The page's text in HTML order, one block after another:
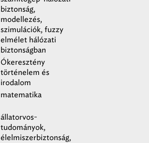
biztonság,
modellezés,
szimulációk, fuzzy
elmélet hálózati
biztonságban
Ókeresztény
történelem és
irodalom
matematika
állatorvos-
tudományok,
élelmiszerbiztonság,